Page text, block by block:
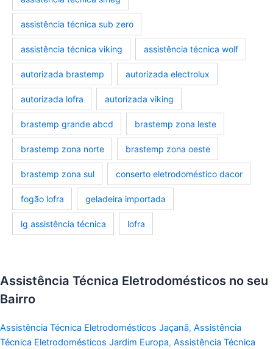
assistência técnica sub zero
assistência técnica viking assistência técnica wolf
autorizada brastemp autorizada electrolux
autorizada lofra autorizada viking
brastemp grande abcd brastemp zona leste
brastemp zona norte brastemp zona oeste
brastemp zona sul conserto eletrodoméstico dacor
fogão lofra geladeira importada
lg assistência técnica lofra
Assistência Técnica Eletrodomésticos no seu
Bairro
Assistência Técnica Eletrodomésticos Jaçanã, Assistência
Técnica Eletrodomésticos Jardim Europa, Assistência Técnica